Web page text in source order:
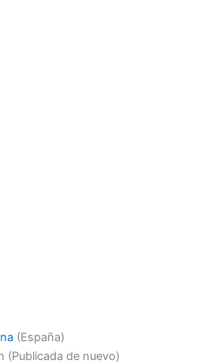
(España)
(Publicada de nuevo)